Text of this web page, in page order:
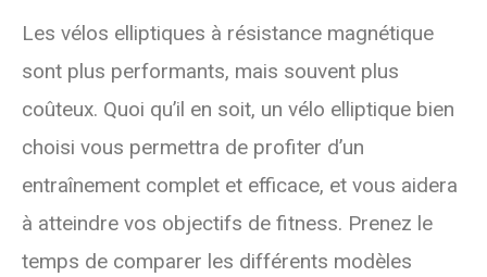
Les vélos elliptiques à résistance magnétique
sont plus performants, mais souvent plus
coûteux. Quoi qu’il en soit, un vélo elliptique bien
choisi vous permettra de profiter d’un
entraînement complet et efficace, et vous aidera
à atteindre vos objectifs de fitness. Prenez le
temps de comparer les différents modèles